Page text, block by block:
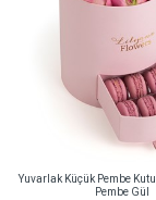
Yuvarlak Küçük Pembe
Pembe Gül